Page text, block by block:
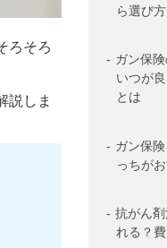
ろそろ
説しま
ら選び
ガン保
いつが
とは
ガン保
っちが
抗がん
れる？